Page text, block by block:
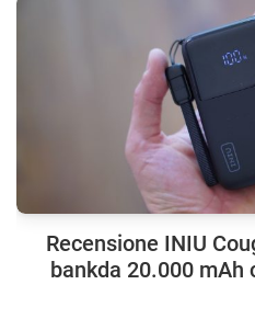
Recensione INIU
bankda 20.000